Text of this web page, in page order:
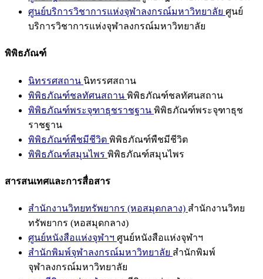
ศูนย์บริการวิชาการแห่งจุฬาลงกรณ์มหาวิทยาลัย ศูนย์
บริการวิชาการแห่งจุฬาลงกรณ์มหาวิทยาลัย
พิพิธภัณฑ์
นิทรรศสถาน นิทรรศสถาน
พิพิธภัณฑ์ชลทัศนสถาน พิพิธภัณฑ์ชลทัศนสถาน
พิพิธภัณฑ์พระจุฑาธุชราชฐาน พิพิธภัณฑ์พระจุฑาธุช
ราชฐาน
พิพิธภัณฑ์พืชมีชีวิต พิพิธภัณฑ์พืชมีชีวิต
พิพิธภัณฑ์สมุนไพร พิพิธภัณฑ์สมุนไพร
สารสนเทศและการสื่อสาร
สำนักงานวิทยทรัพยากร (หอสมุดกลาง) สำนักงานวิทย
ทรัพยากร (หอสมุดกลาง)
ศูนย์หนังสือแห่งจุฬาฯ ศูนย์หนังสือแห่งจุฬาฯ
สำนักพิมพ์จุฬาลงกรณ์มหาวิทยาลัย สำนักพิมพ์
จุฬาลงกรณ์มหาวิทยาลัย